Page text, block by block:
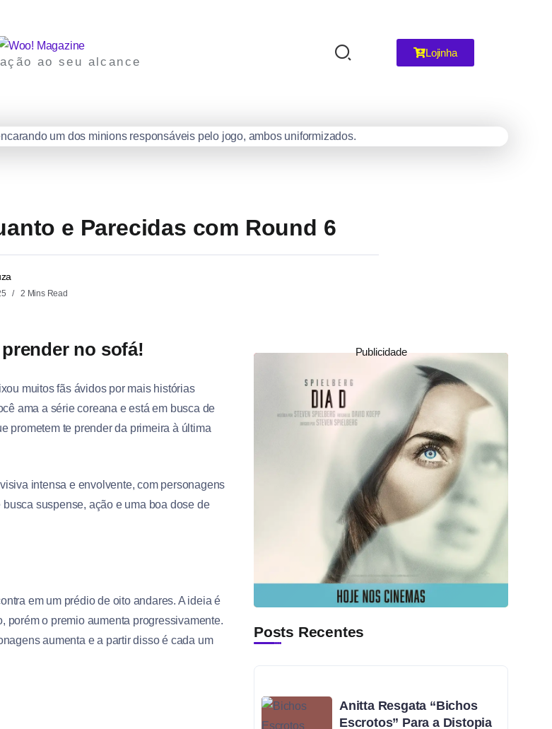
ao seu alcance
Lojinha
e Parecidas com Round 6
2 Mins Read
no sofá!
muitos fãs ávidos por mais histórias
ama a série coreana e está em busca de
prometem te prender da primeira à última
intensa e envolvente, com personagens
suspense, ação e uma boa dose de
em um prédio de oito andares. A ideia é
porém o premio aumenta progressivamente.
aumenta e a partir disso é cada um
Publicidade
Posts Recentes
Anitta Resgata “Bichos
Escrotos” Para a Distopia